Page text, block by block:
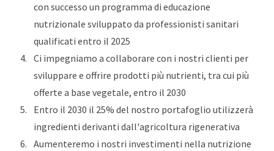
con successo un programma di educazione
nutrizionale sviluppato da professionisti sanitari
qualificati entro il 2025
Ci impegniamo a collaborare con i nostri clienti per
sviluppare e offrire prodotti più nutrienti, tra cui più
offerte a base vegetale, entro il 2030
Entro il 2030 il 25% del nostro portafoglio utilizzerà
ingredienti derivanti dall'agricoltura rigenerativa
Aumenteremo i nostri investimenti nella nutrizione